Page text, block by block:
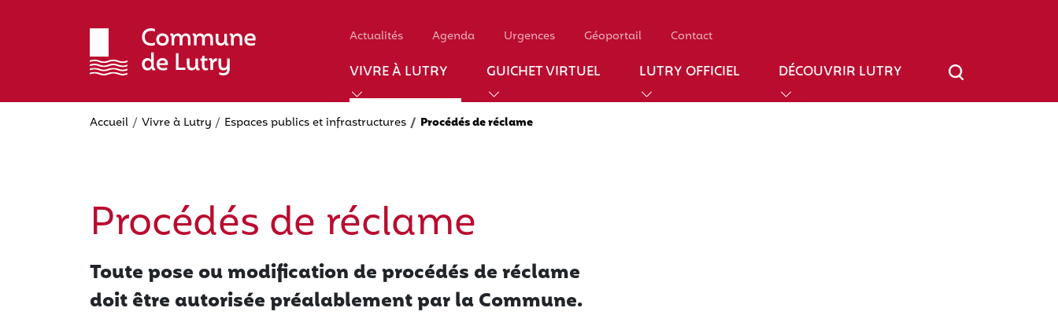
Actualités Agenda Urgences Géoportail Contact
VIVRE À LUTRY GUICHET VIRTUEL LUTRY OFFICIEL DÉCOUVRIR LUTRY
Accueil Vivre à Lutry Espaces publics et infrastructures Procédés de réclame
Procédés de réclame
Toute pose ou modification de procédés de réclame
doit être autorisée préalablement par la Commune.